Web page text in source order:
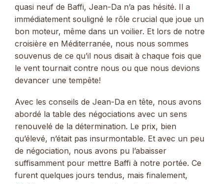
quasi neuf de Baffi, Jean-Da n’a pas hésité. Il a
immédiatement souligné le rôle crucial que joue un
bon moteur, même dans un voilier. Et lors de notre
croisière en Méditerranée, nous nous sommes
souvenus de ce qu’il nous disait à chaque fois que
le vent tournait contre nous ou que nous devions
devancer une tempête!
Avec les conseils de Jean-Da en tête, nous avons
abordé la table des négociations avec un sens
renouvelé de la détermination. Le prix, bien
qu’élevé, n’était pas insurmontable. Et avec un peu
de négociation, nous avons pu l’abaisser
suffisamment pour mettre Baffi à notre portée. Ce
furent quelques jours tendus, mais finalement,